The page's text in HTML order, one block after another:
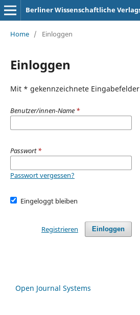
Berliner Wissenschaftliche
Home / Einloggen
Einloggen
Mit * gekennzeichnete
Benutzer/innen-Name *
Passwort*
Passwort vergessen?
Eingeloggt bleiben
Einloggen
Registrieren
Open Journal Systems